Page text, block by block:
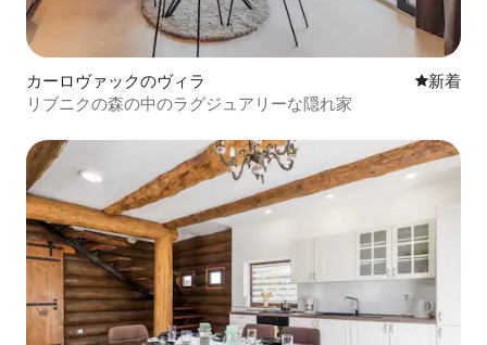
カーロヴァックのヴィラ 新しい宿
新着
リブニクの森の中のラグジュアリーな隠れ家